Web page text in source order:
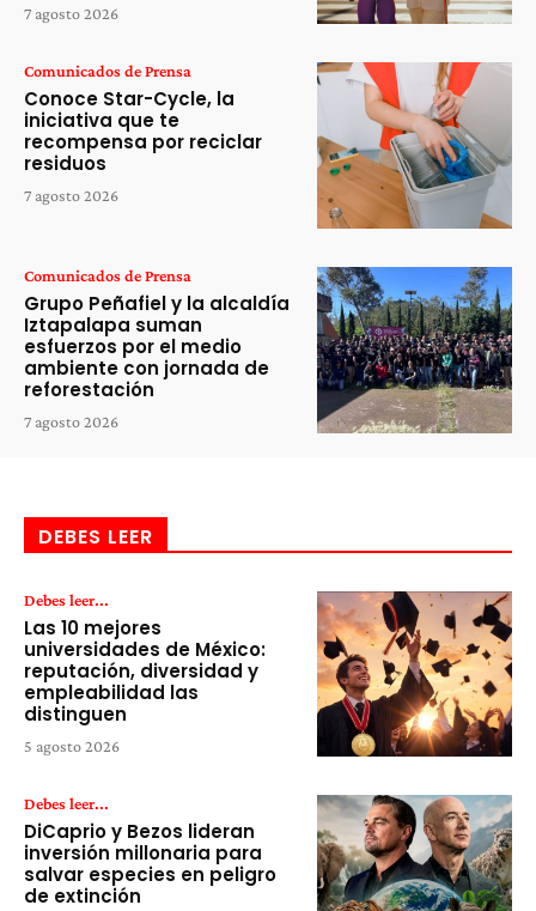
7 agosto 2026
Comunicados de Prensa
Conoce Star-Cycle, la
iniciativa que te
recompensa por reciclar
residuos
7 agosto 2026
Comunicados de Prensa
Grupo Peñafiel y la alcaldía
Iztapalapa suman
esfuerzos por el medio
ambiente con jornada de
reforestación
7 agosto 2026
DEBES LEER
Debes leer...
Las 10 mejores
universidades de México:
reputación, diversidad y
empleabilidad las
distinguen
5 agosto 2026
Debes leer...
DiCaprio y Bezos lideran
inversión millonaria para
salvar especies en peligro
de extinción